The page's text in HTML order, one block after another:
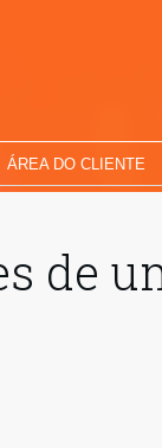
ÁREA DO CLIENTE
de